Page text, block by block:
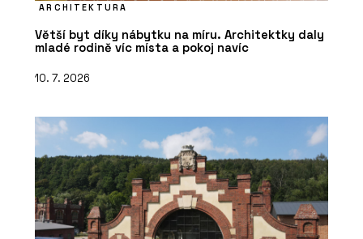
ARCHITEKTURA
Větší byt díky nábytku na míru. Architektky daly
mladé rodině víc místa a pokoj navíc
10. 7. 2026